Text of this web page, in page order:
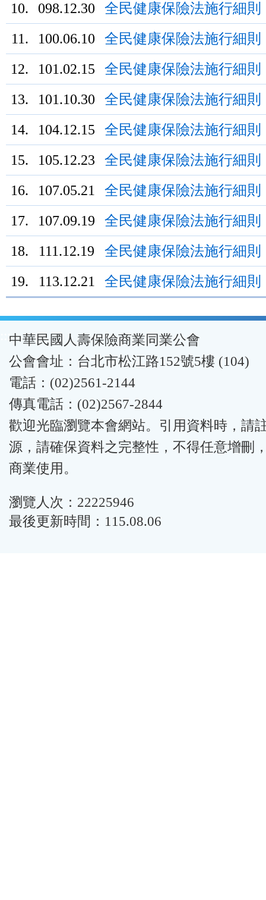
10.
098.12.30
全民健康保險法施行細則
11.
100.06.10
全民健康保險法施行細則
12.
101.02.15
全民健康保險法施行細則
13.
101.10.30
全民健康保險法施行細則
14.
104.12.15
全民健康保險法施行細則
15.
105.12.23
全民健康保險法施行細則
16.
107.05.21
全民健康保險法施行細則
17.
107.09.19
全民健康保險法施行細則
18.
111.12.19
全民健康保險法施行細則
19.
113.12.21 全民健康保險法施行細則
:::中華民國人壽保險商業同業公會
公會會址：台北市松江路152號5樓 (104)
電話：(02)2561-2144
傳真電話：(02)2567-2844
歡迎光臨瀏覽本會網站。引用資料時，請
源，請確保資料之完整性，不得任意增刪
商業使用。
瀏覽人次：22225946
最後更新時間：115.08.06